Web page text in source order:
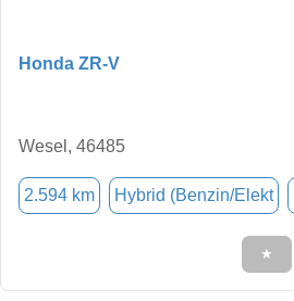
Honda ZR-V
Wesel, 46485
2.594 km Hybrid (Benzin/Elekt
★